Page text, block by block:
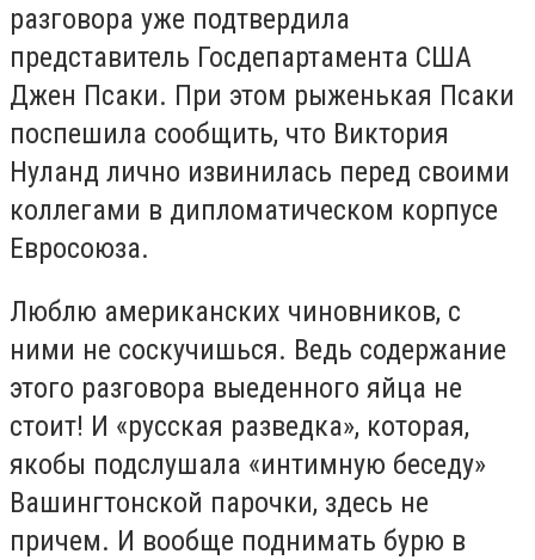
разговора уже подтвердила
представитель Госдепартамента США
Джен Псаки. При этом рыженькая Псаки
поспешила сообщить, что Виктория
Нуланд лично извинилась перед своими
коллегами в дипломатическом корпусе
Евросоюза.
Люблю американских чиновников, с
ними не соскучишься. Ведь содержание
этого разговора выеденного яйца не
стоит! И «русская разведка», которая,
якобы подслушала «интимную беседу»
Вашингтонской парочки, здесь не
причем. И вообще поднимать бурю в